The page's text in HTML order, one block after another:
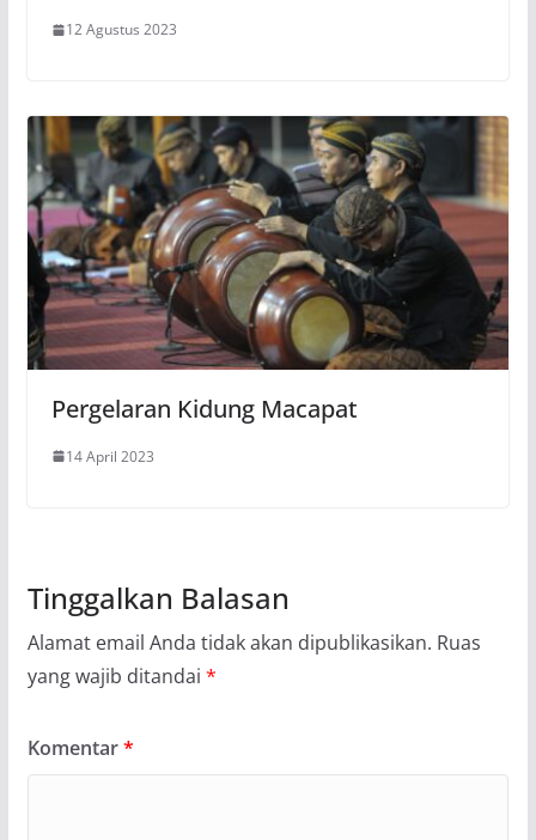
12 Agustus 2023
Pergelaran Kidung Macapat
14 April 2023
Tinggalkan Balasan
Alamat email Anda tidak akan dipublikasikan. Ruas
yang wajib ditandai *
Komentar*